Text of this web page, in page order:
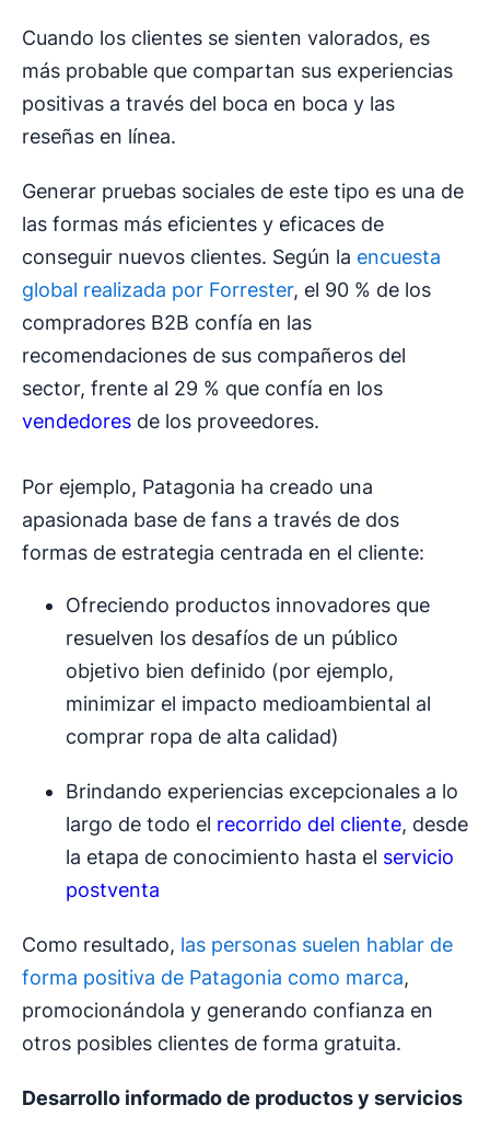
Cuando los clientes se sienten valorados, es
más probable que compartan sus experiencias
positivas a través del boca en boca y las
reseñas en línea.
Generar pruebas sociales de este tipo es una de
las formas más eficientes y eficaces de
conseguir nuevos clientes. Según la encuesta
global realizada por Forrester, el 90 % de los
compradores B2B confía en las
recomendaciones de sus compañeros del
sector, frente al 29 % que confía en los
vendedores de los proveedores.
Por ejemplo, Patagonia ha creado una
apasionada base de fans a través de dos
formas de estrategia centrada en el cliente:
Ofreciendo productos innovadores que
resuelven los desafíos de un público
objetivo bien definido (por ejemplo,
minimizar el impacto medioambiental al
comprar ropa de alta calidad)
Brindando experiencias excepcionales a lo
largo de todo el recorrido del cliente, desde
la etapa de conocimiento hasta el servicio
postventa
Como resultado, las personas suelen hablar de
forma positiva de Patagonia como marca,
promocionándola y generando confianza en
otros posibles clientes de forma gratuita.
Desarrollo informado de productos y servicios